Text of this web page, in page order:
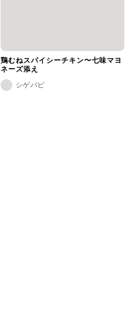
鶏むねスパイシーチキン〜七味マヨ
ネーズ添え
シゲパピ